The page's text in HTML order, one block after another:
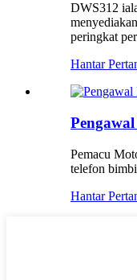
DWS312
peringkat
Hantar
Pemacu
telefon
Hantar